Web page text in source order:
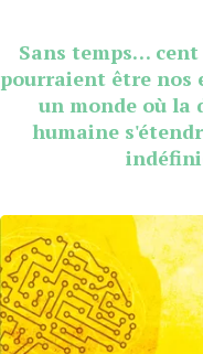
Sans temps…
pourraient être nos
un monde où la
humaine